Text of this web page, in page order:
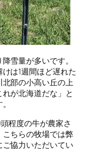
雪量が多いです。
けは1週間ほど遅れた
部の小高い丘の上
が北海道だな」と
頭程度の牛が農家さ
ちらの牧場では弊
協力いただいてい